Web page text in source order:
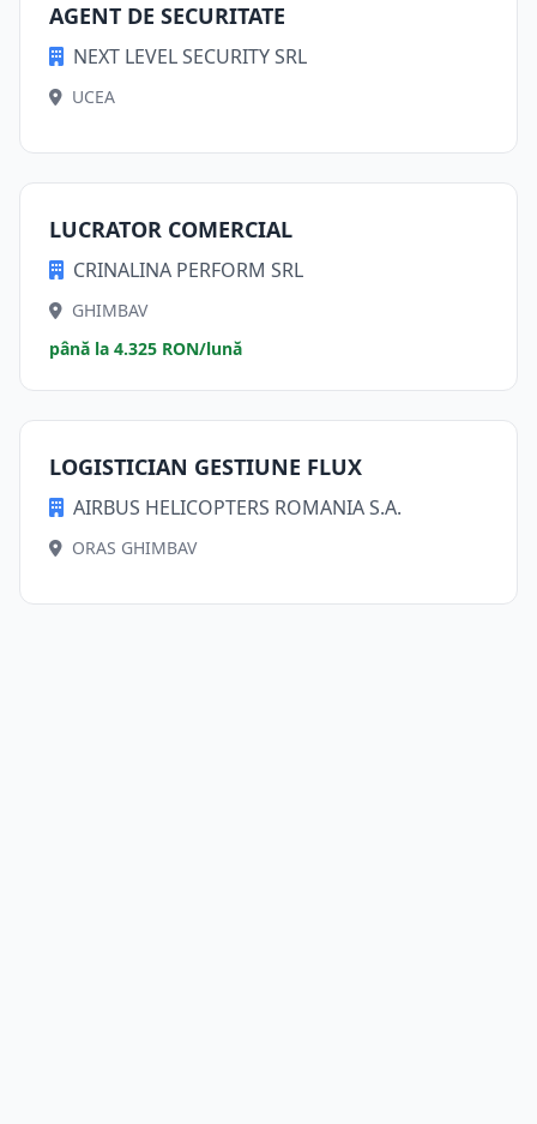
AGENT DE SECURITATE
NEXT LEVEL SECURITY SRL
UCEA
LUCRATOR COMERCIAL
CRINALINA PERFORM SRL
GHIMBAV
până la 4.325 RON/lună
LOGISTICIAN GESTIUNE FLUX
AIRBUS HELICOPTERS ROMANIA S.A.
ORAS GHIMBAV